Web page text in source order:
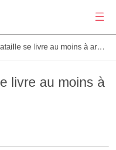
se livre au moins à armes égales
livre au moins à